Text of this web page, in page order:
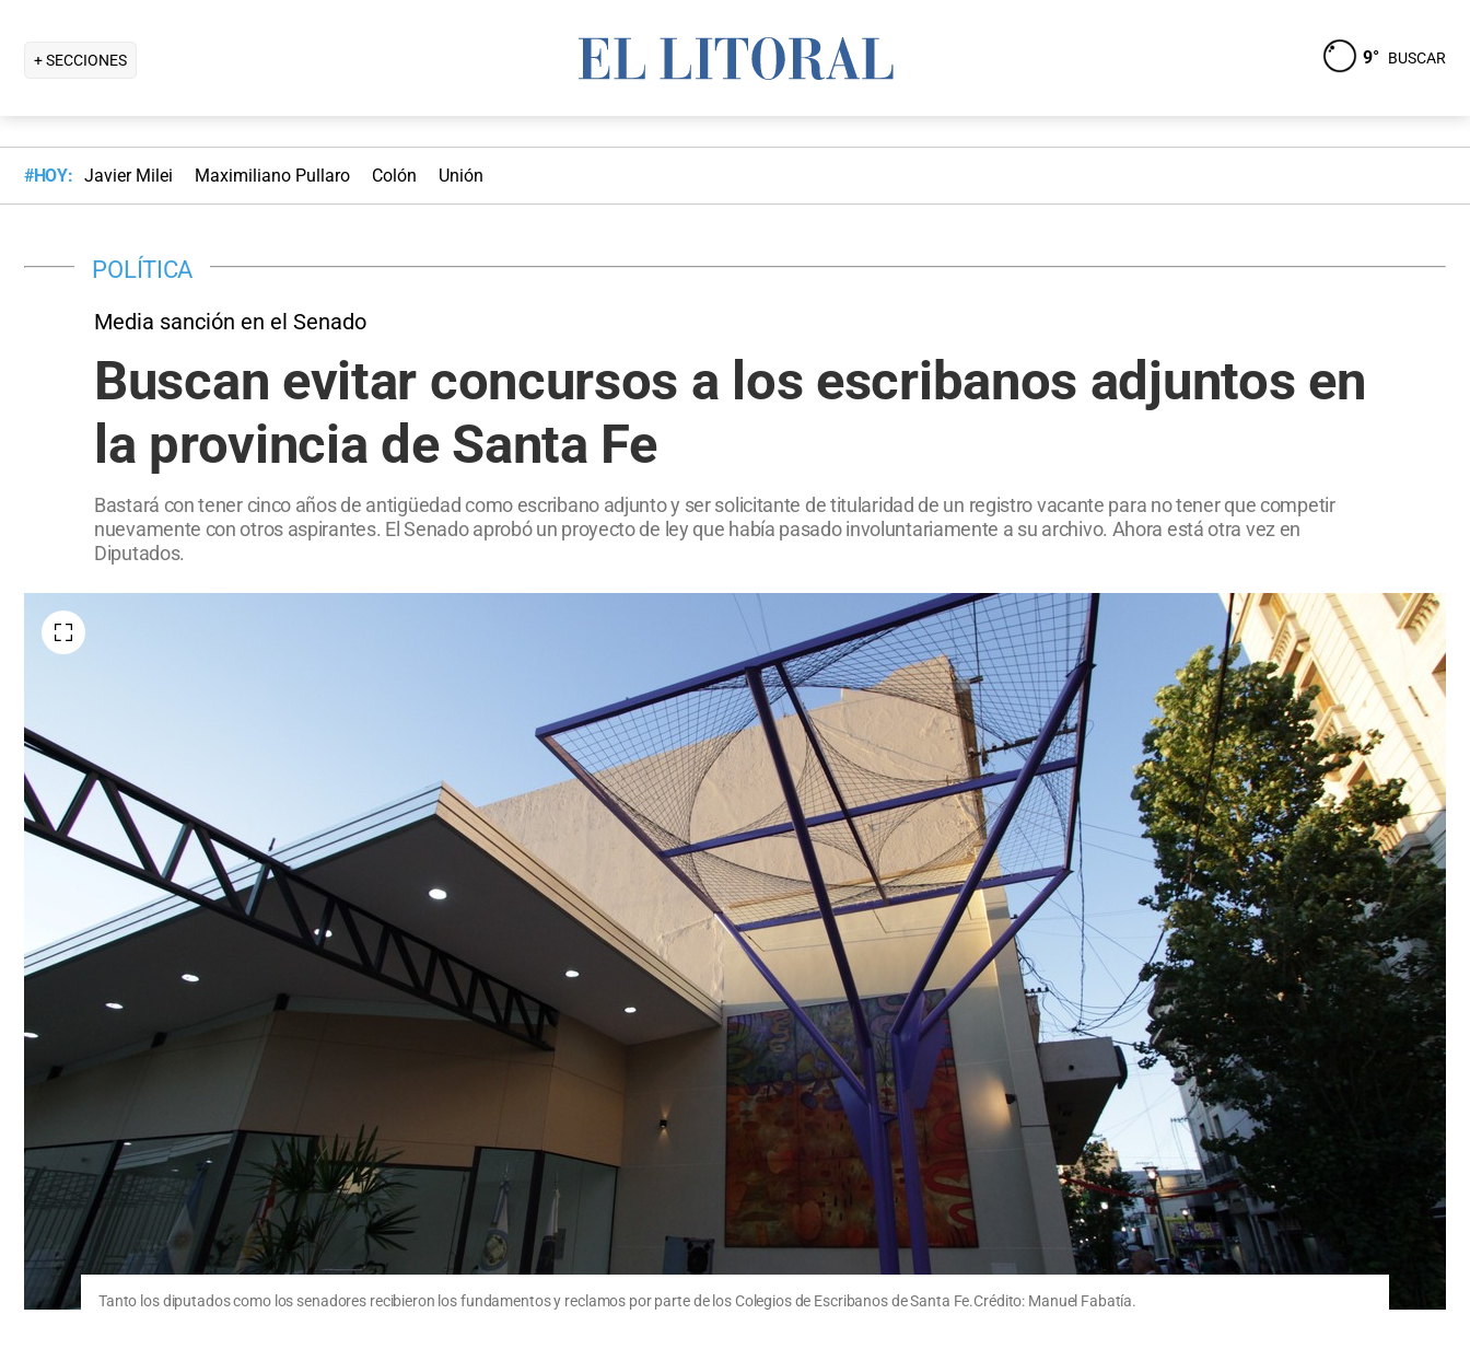
+ SECCIONES 9° BUSCAR
#HOY: Javier Milei Maximiliano Pullaro Colón Unión
POLÍTICA
Media sanción en el Senado
Buscan evitar concursos a los escribanos adjuntos en
la provincia de Santa Fe
Bastará con tener cinco años de antigüedad como escribano adjunto y ser solicitante de titularidad de un registro vacante para no tener que competir
nuevamente con otros aspirantes. El Senado aprobó un proyecto de ley que había pasado involuntariamente a su archivo. Ahora está otra vez en
Diputados.
Tanto los diputados como los senadores recibieron los fundamentos y reclamos por parte de los Colegios de Escribanos de Santa Fe.Crédito: Manuel Fabatía.